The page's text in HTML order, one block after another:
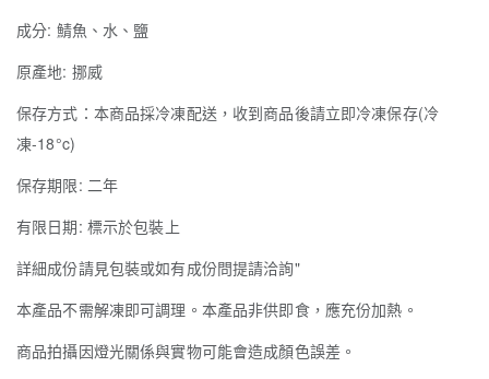
成分: 鯖魚、水、鹽
原產地: 挪威
保存方式：本商品採冷凍配送，收到商品後請立即冷凍保存(冷
凍-18°c)
保存期限: 二年
有限日期: 標示於包裝上
詳細成份請見包裝或如有成份問提請洽詢"
本產品不需解凍即可調理。本產品非供即食，應充份加熱。
商品拍攝因燈光關係與實物可能會造成顏色誤差。